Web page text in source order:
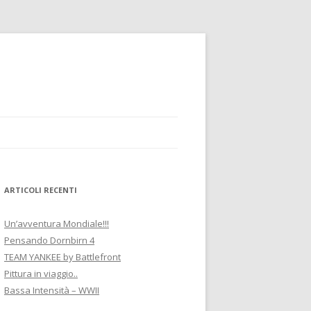
ARTICOLI RECENTI
Un’avventura Mondiale!!!
Pensando Dornbirn 4
TEAM YANKEE by Battlefront
Pittura in viaggio..
Bassa Intensità – WWII